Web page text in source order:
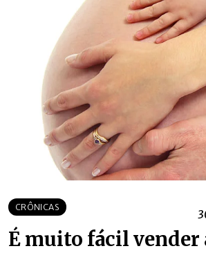
CRÔNICAS
É muito fácil vender